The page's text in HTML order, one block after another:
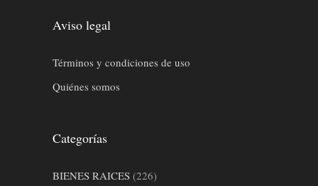
Aviso legal
Términos y condiciones de uso
Quiénes somos
Categorías
BIENES RAICES (226)